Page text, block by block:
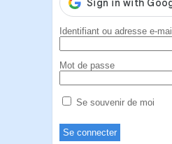
Identifiant ou adresse e-mail
Mot de passe
Se souvenir de moi